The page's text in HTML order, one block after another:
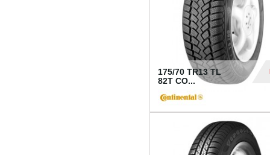
175/70 TR13 TL
82T CO...